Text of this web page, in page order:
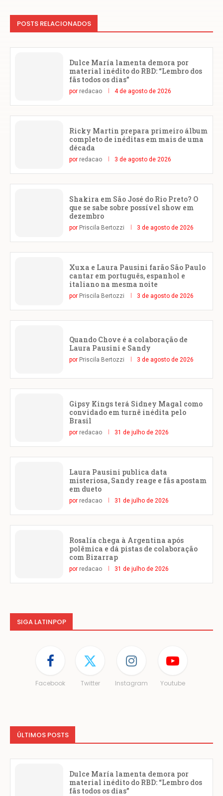
POSTS RELACIONADOS
Dulce María lamenta demora por
material inédito do RBD: “Lembro dos
fãs todos os dias”
por redacao 4 de agosto de 2026
Ricky Martin prepara primeiro álbum
completo de inéditas em mais de uma
década
por redacao 3 de agosto de 2026
Shakira em São José do Rio Preto? O
que se sabe sobre possível show em
dezembro
por Priscila Bertozzi 3 de agosto de 2026
Xuxa e Laura Pausini farão São Paulo
cantar em português, espanhol e
italiano na mesma noite
por Priscila Bertozzi 3 de agosto de 2026
Quando Chove é a colaboração de
Laura Pausini e Sandy
por Priscila Bertozzi 3 de agosto de 2026
Gipsy Kings terá Sidney Magal como
convidado em turnê inédita pelo
Brasil
por redacao 31 de julho de 2026
Laura Pausini publica data
misteriosa, Sandy reage e fãs apostam
em dueto
por redacao 31 de julho de 2026
Rosalía chega à Argentina após
polêmica e dá pistas de colaboração
com Bizarrap
por redacao 31 de julho de 2026
SIGA LATINPOP
Facebook Twitter Instagram Youtube
ÚLTIMOS POSTS
Dulce María lamenta demora por
material inédito do RBD: “Lembro dos
fãs todos os dias”